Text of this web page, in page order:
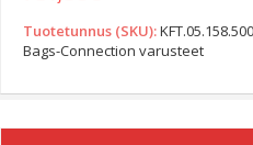
Tuotetunnus (SKU):
Bags-Connection varusteet